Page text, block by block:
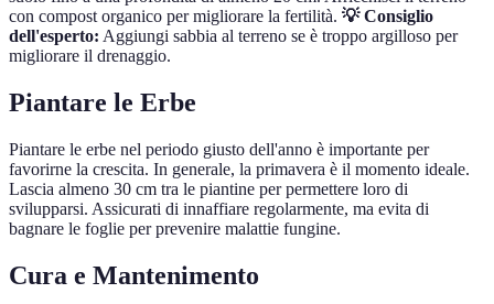
con compost organico per migliorare la fertilità. 💡 Consiglio
dell'esperto: Aggiungi sabbia al terreno se è troppo argilloso per
migliorare il drenaggio.
Piantare le Erbe
Piantare le erbe nel periodo giusto dell'anno è importante per
favorirne la crescita. In generale, la primavera è il momento ideale.
Lascia almeno 30 cm tra le piantine per permettere loro di
svilupparsi. Assicurati di innaffiare regolarmente, ma evita di
bagnare le foglie per prevenire malattie fungine.
Cura e Mantenimento